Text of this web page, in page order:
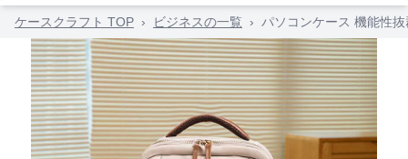
ケースクラフト TOP › ビジネスの一覧 › パソコンケース 機能性